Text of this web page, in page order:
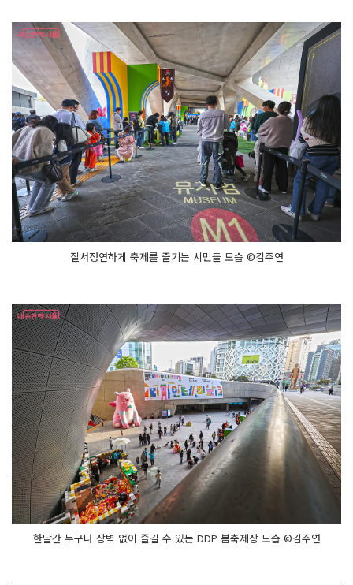
질서정연하게 축제를 즐기는 시민들 모습 ©김주연
한달간 누구나 장벽 없이 즐길 수 있는 DDP 봄축제장 모습 ©김주연